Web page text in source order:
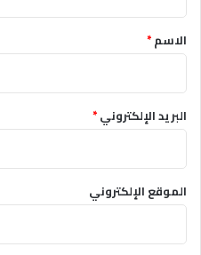
*الاسم*
البريد الإلكتروني*
الموقع الإلكتروني